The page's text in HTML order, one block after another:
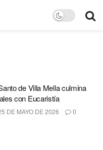
de Villa Mella culmina
con Eucaristía
DE MAYO DE 2026 0